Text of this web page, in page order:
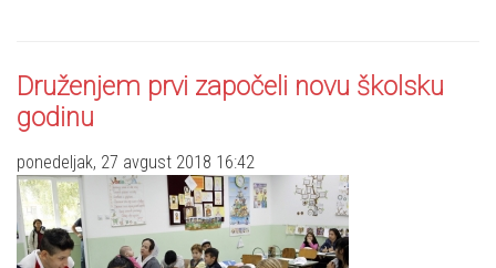
Druženjem prvi započeli novu školsku
godinu
ponedeljak, 27 avgust 2018 16:42